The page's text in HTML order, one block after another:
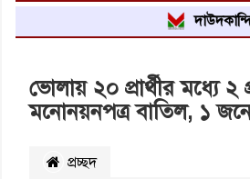
ভোলায় ২০ প্রার্থীর মধ্যে ২
মনোনয়নপত্র বাতিল, ১
প্রচ্ছদ